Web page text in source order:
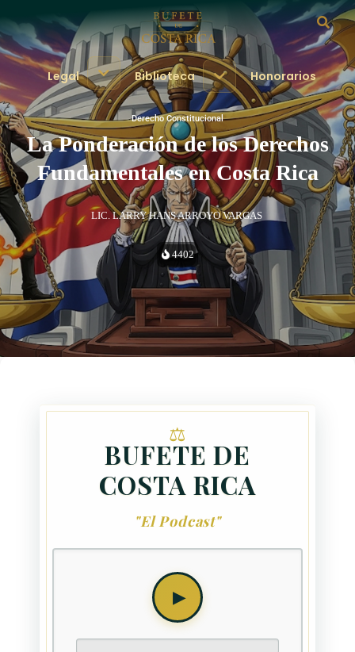
Legal Biblioteca Honorarios
Derecho Constitucional
La Ponderación de los Derechos
Fundamentales en Costa Rica
LIC. LARRY HANS ARROYO VARGAS
4402
BUFETE DE
COSTA RICA
"El Podcast"